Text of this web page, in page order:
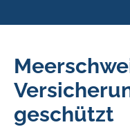
geschützt